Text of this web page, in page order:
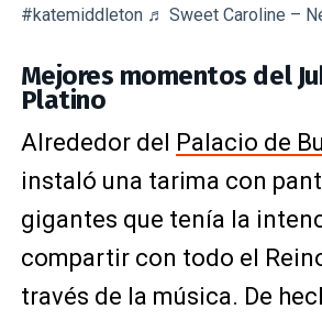
#katemiddleton ♬ Sweet Caroline –
Mejores momentos del
Platino
Alrededor del Palacio de
instaló una tarima con
gigantes que tenía la
compartir con todo el
través de la música. De